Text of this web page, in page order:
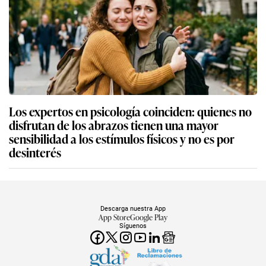
Los expertos en psicología coinciden: quienes no
disfrutan de los abrazos tienen una mayor
sensibilidad a los estímulos físicos y no es por
desinterés
Síguenos
Descarga nuestra App
App StoreGoogle Play